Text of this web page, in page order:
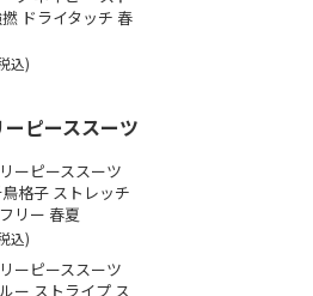
ドライタッチ 春
込)
ピーススーツ
ーピーススーツ
格子 ストレッチ
リー 春夏
込)
ーピーススーツ
ー ストライプ ス